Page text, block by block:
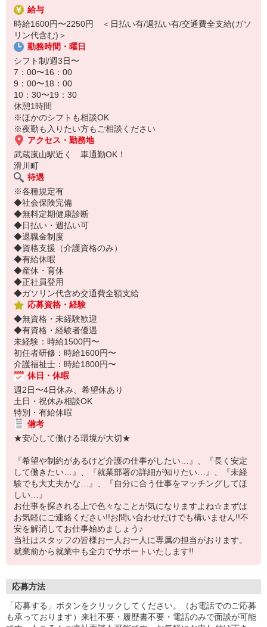
資格も経験も問いません！
看護師さんをサポートする看護助手として、ピカピカな病院に勤務
していただきます♪
定時退社なのでプライベート時間も充実◎
夕方には帰宅して子どものお迎えや家のことをやりたい主婦（夫）
さんも活躍中です★
履歴書不要！
電話でサクッと登録して職場を見学⇒気に入れば即日お仕事スター
ト♪
給与
時給1600円〜2250円 ＜日払い有/週払い有/交通費全支給(ガソ
リン代含む)＞
勤務時間・曜日
シフト制/週3日〜
7：00〜16：00
9：00〜18：00
10：30〜19：30
休憩1時間
※ほかのシフトも相談OK
※夜勤も入りたい方もご相談ください
アクセス・勤務地
武蔵嵐山駅近く 車通勤OK！
滑川町
待遇
※各種規定有
◆社会保険完備
◆無料定期健康診断
◆日払い・週払い可
◆退職金制度
◆資格支援（介護資格のみ）
◆有給休暇
◆産休・育休
◆正社員登用
◆ガソリン代含め交通費全額支給
応募資格・経験
◆無資格・未経験歓迎
◆有資格・経験者優遇
未経験：時給1500円〜
初任者研修：時給1600円〜
介護福祉士：時給1800円〜
休日・休暇
週2日〜4日休み、希望休あり
土日・祝休み相談OK
特別・有給休暇
備考
★安心して働ける環境が大切★
『希望や制約があるけど介護の仕事がしたい…』、『長く安定
して働きたい…』、『就業部署の詳細が知りたい…』、『未経
験でも大丈夫かな…』、『自分に合う仕事をマッチングしてほ
しい…』
お仕事を探される上で色々なことが気になりますよね☆まずは
お気軽にご連絡ください!!お問い合わせだけでも構いません!!不
安を解消してお仕事始めましょう♪
当社はスタッフの皆様お一人お一人に専属の担当がおります。
就業前から就業中も全力でサポートいたします!!
応募方法
「応募する」ボタンをクリックしてください。（お電話でのご応募
も承っております）来社不要・履歴書不要・電話のみで面談が可能